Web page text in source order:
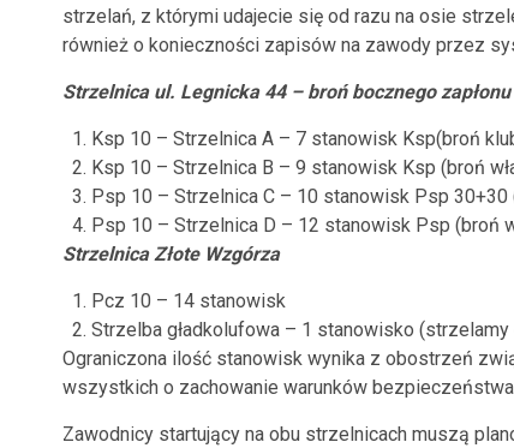
strzelań, z którymi udajecie się od razu na osie
również o konieczności zapisów na zawody przez
Strzelnica ul. Legnicka 44 – broń bocznego zapłonu
Ksp 10 – Strzelnica A – 7 stanowisk Ksp(broń
Ksp 10 – Strzelnica B – 9 stanowisk Ksp (broń
Psp 10 – Strzelnica C – 10 stanowisk Psp 30+30
Psp 10 – Strzelnica D – 12 stanowisk Psp (broń
Strzelnica Złote Wzgórza
Pcz 10 – 14 stanowisk
Strzelba gładkolufowa – 1 stanowisko
Ograniczona ilość stanowisk wynika z obostrzeń
wszystkich o zachowanie warunków
Zawodnicy startujący na obu strzelnicach muszą